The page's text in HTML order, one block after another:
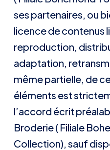
ses partenaires, ou
licence de contenus
reproduction,
adaptation,
même partielle, de
éléments est
l’accord écrit
Broderie ( Filiale
Collection), sauf